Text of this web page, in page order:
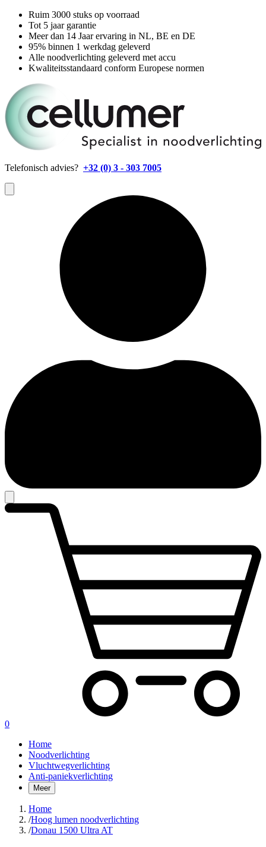
Ruim 3000 stuks op voorraad
Tot 5 jaar garantie
Meer dan 14 Jaar ervaring in NL, BE en DE
95% binnen 1 werkdag geleverd
Alle noodverlichting geleverd met accu
Kwaliteitsstandaard conform Europese normen
Telefonisch advies? +32 (0) 3 - 303 7005
0
Home
Noodverlichting
Vluchtwegverlichting
Anti-paniekverlichting
Meer
Home
/Hoog lumen noodverlichting
/Donau 1500 Ultra AT